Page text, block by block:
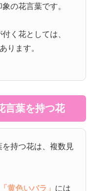
の花言葉です。
く花としては、
ります。
言葉を持つ花
持つ花は、複数見
「黄色いバラ」 には